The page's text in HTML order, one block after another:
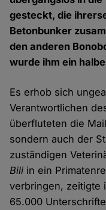
gesteckt, die
Betonbunker
den anderen
wurde ihm ein
Es erhob sich
Verantwortlichen
überfluteten die
sondern auch der
zuständigen
Bili in ein
verbringen, zeitigte
65.000